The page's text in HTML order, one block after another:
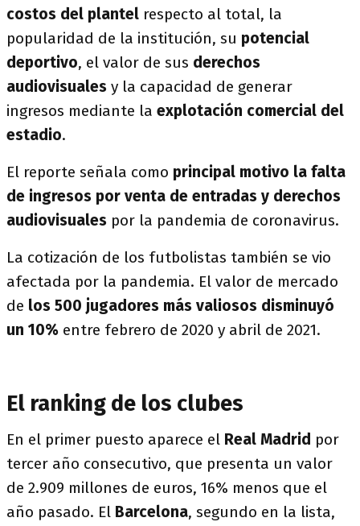
costos del plantel respecto al total, la
popularidad de la institución, su potencial
deportivo, el valor de sus derechos
audiovisuales y la capacidad de generar
ingresos mediante la explotación comercial del
estadio.
El reporte señala como principal motivo la falta
de ingresos por venta de entradas y derechos
audiovisuales por la pandemia de coronavirus.
La cotización de los futbolistas también se vio
afectada por la pandemia. El valor de mercado
de los 500 jugadores más valiosos disminuyó
un 10% entre febrero de 2020 y abril de 2021.
El ranking de los clubes
En el primer puesto aparece el Real Madrid por
tercer año consecutivo, que presenta un valor
de 2.909 millones de euros, 16% menos que el
año pasado. El Barcelona, segundo en la lista,